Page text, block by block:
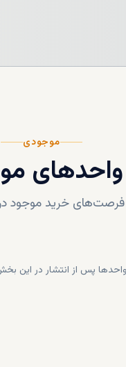
موجودی
واحدهای
خرید موجود
پس از انتشار در این